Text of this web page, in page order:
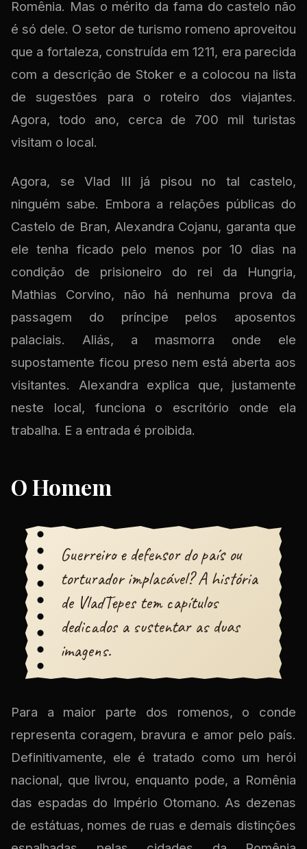
Romênia. Mas o mérito da fama do castelo não
é só dele. O setor de turismo romeno aproveitou
que a fortaleza, construída em 1211, era parecida
com a descrição de Stoker e a colocou na lista
de sugestões para o roteiro dos viajantes.
Agora, todo ano, cerca de 700 mil turistas
visitam o local.
Agora, se Vlad III já pisou no tal castelo,
ninguém sabe. Embora a relações públicas do
Castelo de Bran, Alexandra Cojanu, garanta que
ele tenha ficado pelo menos por 10 dias na
condição de prisioneiro do rei da Hungria,
Mathias Corvino, não há nenhuma prova da
passagem do príncipe pelos aposentos
palaciais. Aliás, a masmorra onde ele
supostamente ficou preso nem está aberta aos
visitantes. Alexandra explica que, justamente
neste local, funciona o escritório onde ela
trabalha. E a entrada é proibida.
O Homem
Guerreiro e defensor do país ou
torturador implacável? A história
de VladTepes tem capítulos
dedicados a sustentar as duas
imagens.
Para a maior parte dos romenos, o conde
representa coragem, bravura e amor pelo país.
Definitivamente, ele é tratado como um herói
nacional, que livrou, enquanto pode, a Romênia
das espadas do Império Otomano. As dezenas
de estátuas, nomes de ruas e demais distinções